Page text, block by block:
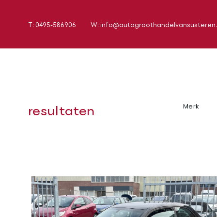
T: 0495-586906 W:
resultaten